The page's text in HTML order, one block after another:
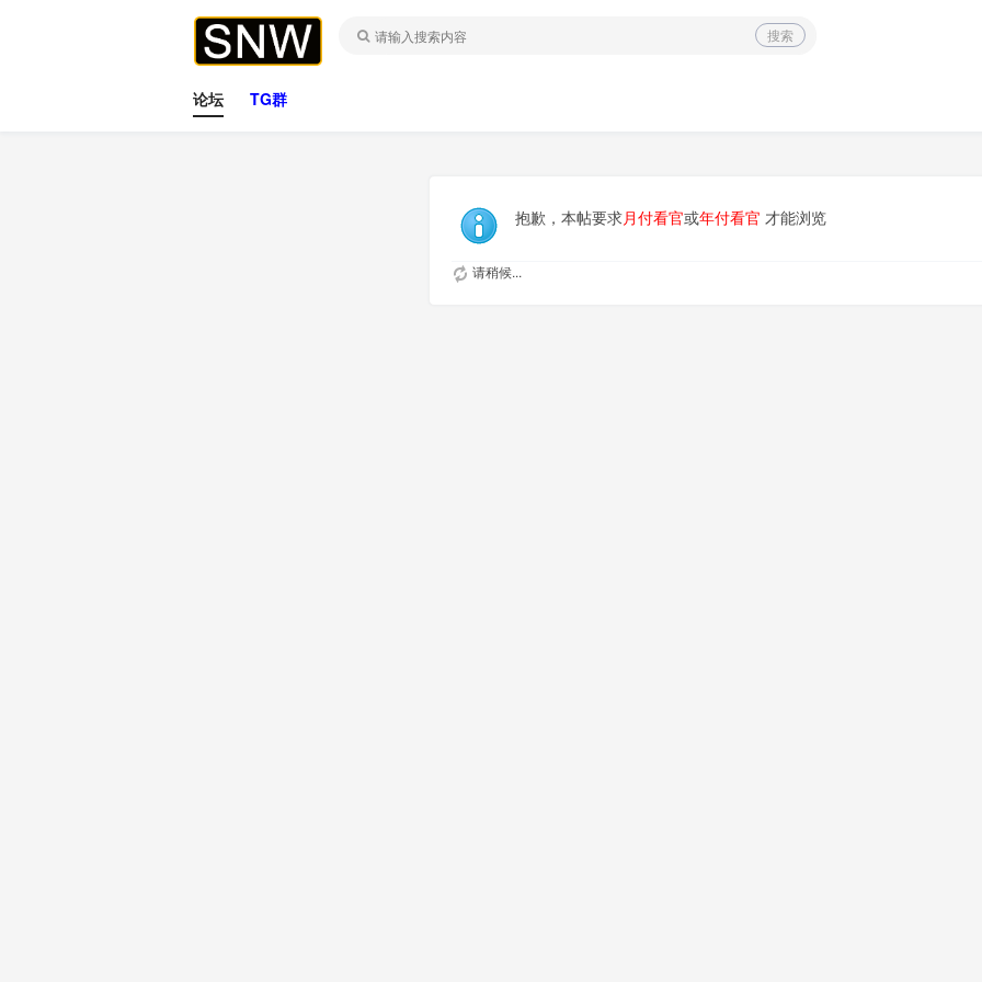
搜索
论坛 TG群
抱歉，本帖要求月付看官或年付看官 才能浏览
请稍候...